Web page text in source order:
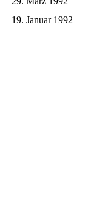
19. Januar 1992